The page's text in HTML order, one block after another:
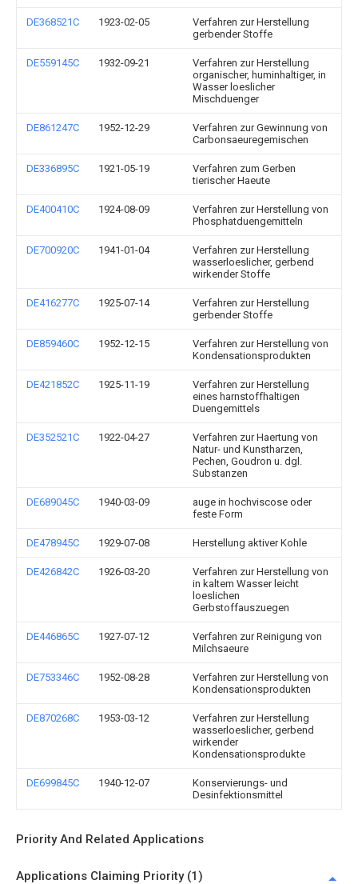
DE368521C 1923-02-05
Verfahren zur Herstellung
gerbender Stoffe
DE559145C 1932-09-21
Verfahren zur Herstellung
organischer, huminhaltiger, in
Wasser loeslicher
Mischduenger
DE861247C 1952-12-29
Verfahren zur Gewinnung von
Carbonsaeuregemischen
DE336895C 1921-05-19
Verfahren zum Gerben
tierischer Haeute
DE400410C 1924-08-09
Verfahren zur Herstellung von
Phosphatduengemitteln
DE700920C 1941-01-04
Verfahren zur Herstellung
wasserloeslicher, gerbend
wirkender Stoffe
DE416277C 1925-07-14
Verfahren zur Herstellung
gerbender Stoffe
DE859460C 1952-12-15
Verfahren zur Herstellung von
Kondensationsprodukten
DE421852C 1925-11-19
Verfahren zur Herstellung
eines harnstoffhaltigen
Duengemittels
DE352521C 1922-04-27
Verfahren zur Haertung von
Natur- und Kunstharzen,
Pechen, Goudron u. dgl.
Substanzen
DE689045C 1940-03-09
auge in hochviscose oder
feste Form
DE478945C 1929-07-08 Herstellung aktiver Kohle
DE426842C 1926-03-20
Verfahren zur Herstellung von
in kaltem Wasser leicht
loeslichen
Gerbstoffauszuegen
DE446865C 1927-07-12
Verfahren zur Reinigung von
Milchsaeure
DE753346C 1952-08-28
Verfahren zur Herstellung von
Kondensationsprodukten
DE870268C 1953-03-12
Verfahren zur Herstellung
wasserloeslicher, gerbend
wirkender
Kondensationsprodukte
DE699845C 1940-12-07
Konservierungs- und
Desinfektionsmittel
Priority And Related Applications
Applications Claiming Priority (1)